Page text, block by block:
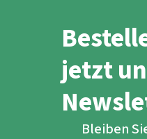
jetzt
Bleiben